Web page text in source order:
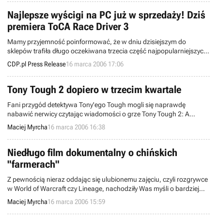
Najlepsze wyścigi na PC już w sprzedaży! Dziś
premiera ToCA Race Driver 3
Mamy przyjemność poinformować, że w dniu dzisiejszym do
sklepów trafiła długo oczekiwana trzecia część najpopularniejszych
wyścigów na komputery PC.
CDP.pl Press Release16 marca 2006 17:06
Tony Tough 2 dopiero w trzecim kwartale
Fani przygód detektywa Tony'ego Tough mogli się naprawdę
nabawić nerwicy czytając wiadomości o grze Tony Tough 2: A
Rake's Progress, zamieszczane na łamach naszego serwisu. Jak do
tej pory była to informacja o umieszczeniu gry w Encyklopedii oraz
wieści o ... przesunięciu terminu wydania gry (x 2). Dzisiaj niestety,
ponownie zalecamy zażycie leków na nerwy - Tony zalicza kolejną
obsuwę.
Maciej Myrcha16 marca 2006 16:38
Niedługo film dokumentalny o chińskich
"farmerach"
Z pewnością nieraz oddając się ulubionemu zajęciu, czyli rozgrywce
w World of Warcraft czy Lineage, nachodziły Was myśli o bardziej
zasobnym mieszku z pieniędzmi czy lepszych przedmiotach.
Oczywiście natychmiast, a nie po żmudnych godzinach spędzonych
na wycinaniu wrogów. Naprzeciw tym pragnieniom wychodzą
Maciej Myrcha16 marca 2006 15:59